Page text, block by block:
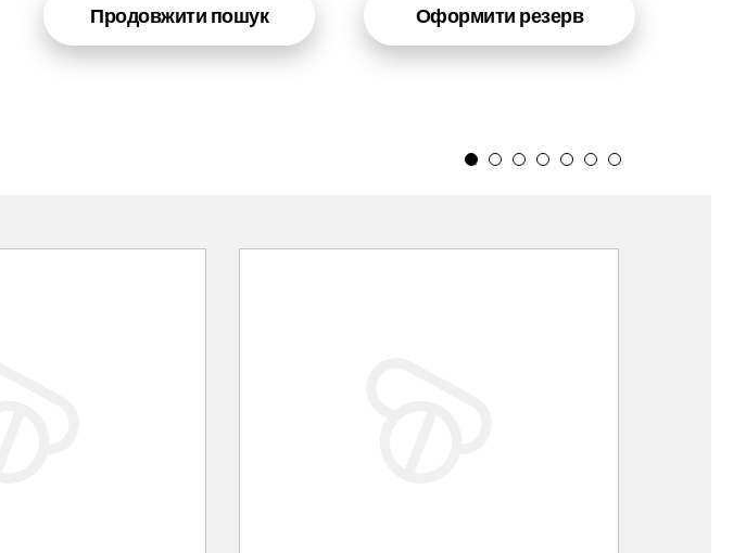
Продовжити пошук Оформити резерв